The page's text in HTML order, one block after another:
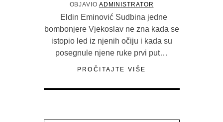
OBJAVIO ADMINISTRATOR
Eldin Eminović Sudbina jedne
bombonjere Vjekoslav ne zna kada se
istopio led iz njenih očiju i kada su
posegnule njene ruke prvi put…
PROČITAJTE VIŠE